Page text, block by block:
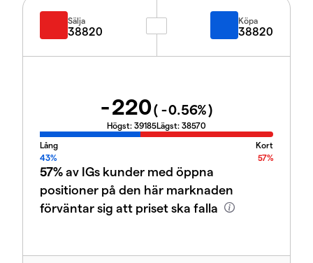
Sälja
38820
Köpa
38820
-220( -0.56%)
Högst: 39185Lägst: 38570
Lång
Kort
43%
57%
57%av IGs kunder med öppna
positioner på den här marknaden
förväntar sig att priset ska falla